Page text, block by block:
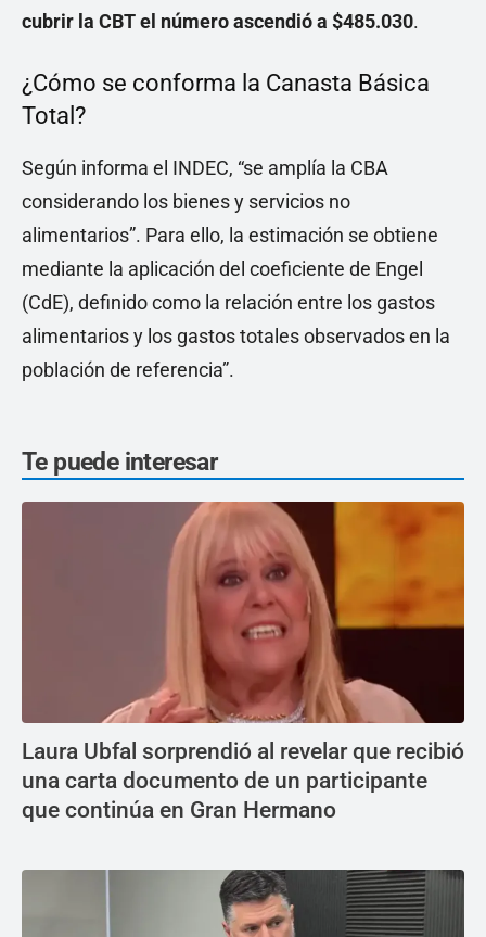
cubrir la CBT el número ascendió a $485.030.
¿Cómo se conforma la Canasta Básica
Total?
Según informa el INDEC, “se amplía la CBA
considerando los bienes y servicios no
alimentarios”. Para ello, la estimación se obtiene
mediante la aplicación del coeficiente de Engel
(CdE), definido como la relación entre los gastos
alimentarios y los gastos totales observados en la
población de referencia”.
Te puede interesar
Laura Ubfal sorprendió al revelar que recibió
una carta documento de un participante
que continúa en Gran Hermano